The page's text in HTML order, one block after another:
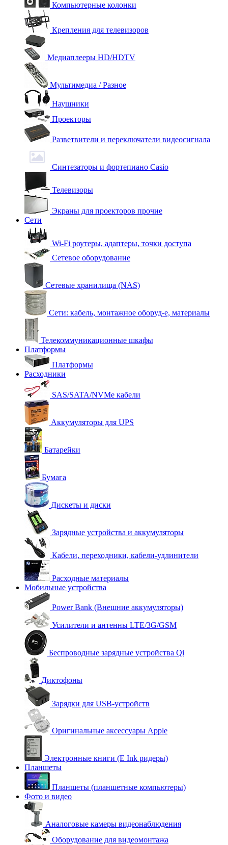
Компьютерные колонки
Крепления для телевизоров
Медиаплееры HD/HDTV
Мультимедиа / Разное
Наушники
Проекторы
Разветвители и переключатели видеосигнала
Синтезаторы и фортепиано Casio
Телевизоры
Экраны для проекторов прочие
Сети
Wi-Fi роутеры, адаптеры, точки доступа
Сетевое оборудование
Сетевые хранилища (NAS)
Сети: кабель, монтажное оборуд-е, материалы
Телекоммуникационные шкафы
Платформы
Платформы
Расходники
SAS/SATA/NVMe кабели
Аккумуляторы для UPS
Батарейки
Бумага
Дискеты и диски
Зарядные устройства и аккумуляторы
Кабели, переходники, кабели-удлинители
Расходные материалы
Мобильные устройства
Power Bank (Внешние аккумуляторы)
Усилители и антенны LTE/3G/GSM
Беспроводные зарядные устройства Qi
Диктофоны
Зарядки для USB-устройств
Оригинальные аксессуары Apple
Электронные книги (E Ink ридеры)
Планшеты
Планшеты (планшетные компьютеры)
Фото и видео
Аналоговые камеры видеонаблюдения
Оборудование для видеомонтажа